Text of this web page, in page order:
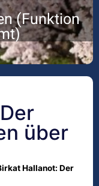
(Funktion
über
HaIlanot: Der